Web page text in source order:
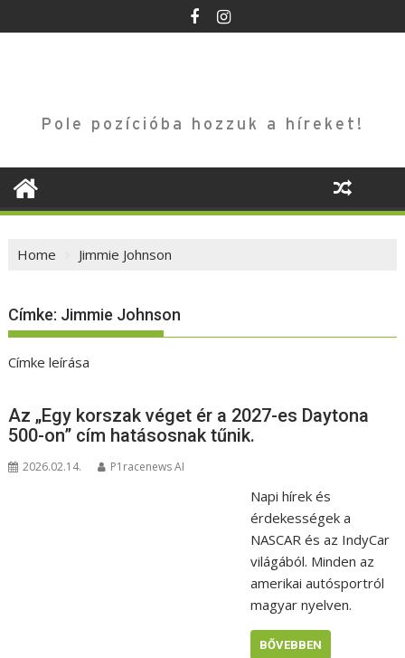
to
Pole pozícióba hozzuk a híreket!
Home Jimmie Johnson
Címke: Jimmie Johnson
Címke leírása
Az „Egy korszak véget ér a 2027-es Daytona
500-on” cím hatásosnak tűnik.
2026.02.14. P1racenews AI
Napi hírek és
érdekességek a
NASCAR és az IndyCar
világából. Minden az
amerikai autósportról
magyar nyelven.
BŐVEBBEN